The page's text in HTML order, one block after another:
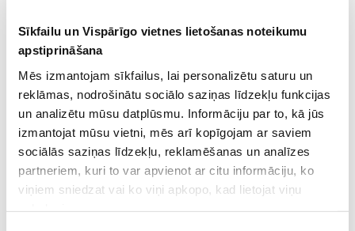
Sīkfailu un Vispārīgo vietnes lietošanas noteikumu
apstiprināšana
Mēs izmantojam sīkfailus, lai personalizētu saturu un
reklāmas, nodrošinātu sociālo saziņas līdzekļu funkcijas
un analizētu mūsu datplūsmu. Informāciju par to, kā jūs
izmantojat mūsu vietni, mēs arī kopīgojam ar saviem
sociālās saziņas līdzekļu, reklamēšanas un analīzes
partneriem, kuri to var apvienot ar citu informāciju, ko
viņiem sniedzat vai ko viņi apkopo, kad lietojat viņu